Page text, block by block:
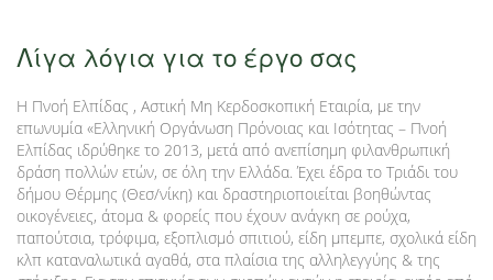
Λίγα λόγια για το έργο σας
Η Πνοή Ελπίδας , Αστική Μη Κερδοσκοπική Εταιρία, με την
επωνυμία «Ελληνική Οργάνωση Πρόνοιας και Ισότητας – Πνοή
Ελπίδας ιδρύθηκε το 2013, μετά από ανεπίσημη φιλανθρωπική
δράση πολλών ετών, σε όλη την Ελλάδα. Έχει έδρα το Τριάδι του
δήμου Θέρμης (Θεσ/νίκη) και δραστηριοποιείται βοηθώντας
οικογένειες, άτομα & φορείς που έχουν ανάγκη σε ρούχα,
παπούτσια, τρόφιμα, εξοπλισμό σπιτιού, είδη μπεμπε, σχολικά είδη
κλπ καταναλωτικά αγαθά, στα πλαίσια της αλληλεγγύης & της